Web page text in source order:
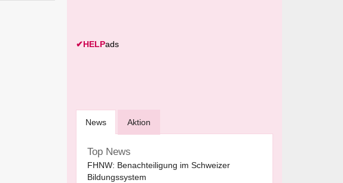
✔HELPads
News Aktion
Top News
FHNW: Benachteiligung im Schweizer
Bildungssystem